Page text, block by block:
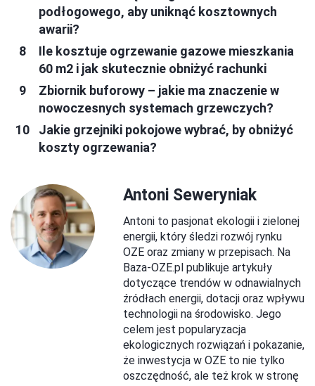
podłogowego, aby uniknąć kosztownych
awarii?
Ile kosztuje ogrzewanie gazowe mieszkania
60 m2 i jak skutecznie obniżyć rachunki
Zbiornik buforowy – jakie ma znaczenie w
nowoczesnych systemach grzewczych?
Jakie grzejniki pokojowe wybrać, by obniżyć
koszty ogrzewania?
Antoni Seweryniak
Antoni to pasjonat ekologii i zielonej
energii, który śledzi rozwój rynku
OZE oraz zmiany w przepisach. Na
Baza-OZE.pl publikuje artykuły
dotyczące trendów w odnawialnych
źródłach energii, dotacji oraz wpływu
technologii na środowisko. Jego
celem jest popularyzacja
ekologicznych rozwiązań i pokazanie,
że inwestycja w OZE to nie tylko
oszczędność, ale też krok w stronę